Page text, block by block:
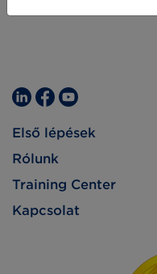
Első lépések
Rólunk
Training Center
Kapcsolat